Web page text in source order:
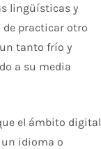
lingüísticas y
de practicar otro
tanto frío y
a su media
el ámbito digital
un idioma o